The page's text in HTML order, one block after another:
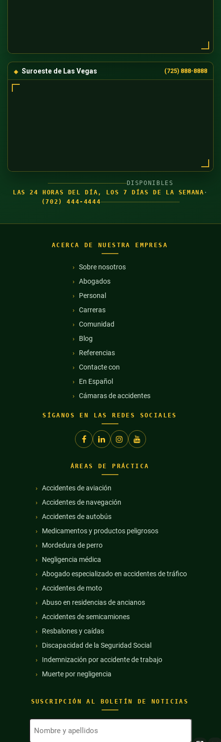
Suroeste de Las Vegas (725) 888-8888
DISPONIBLES
LAS 24 HORAS DEL DÍA, LOS 7 DÍAS DE LA SEMANA ·
(702) 444-4444
ACERCA DE NUESTRA EMPRESA
Sobre nosotros
Abogados
Personal
Carreras
Comunidad
Blog
Referencias
Contacte con
En Español
Cámaras de accidentes
SÍGANOS EN LAS REDES SOCIALES
SUSCRIPCIÓN AL BOLETÍN DE NOTICIAS
Nombre
ÁREAS DE PRÁCTICA
Accidentes de aviación
Accidentes de navegación
Accidentes de autobús
Medicamentos y productos peligrosos
Mordedura de perro
Negligencia médica
Abogado especializado en accidentes de tráfico
Accidentes de moto
Abuso en residencias de ancianos
Accidentes de semicamiones
Resbalones y caídas
Discapacidad de la Seguridad Social
Indemnización por accidente de trabajo
Muerte por negligencia